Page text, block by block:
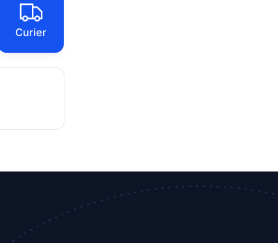
Curier